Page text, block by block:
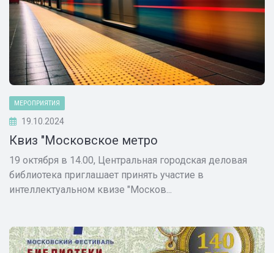
МЕРОПРИЯТИЯ
19.10.2024
Квиз "Московское метро
19 октября в 14.00, Центральная городская деловая
библиотека приглашает принять участие в
интеллектуальном квизе "Москов...